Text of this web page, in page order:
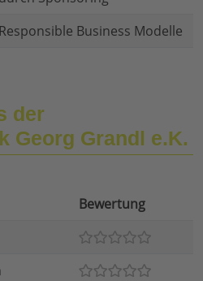
Responsible Business Modelle
der
Georg Grandl e.K.
Bewertung